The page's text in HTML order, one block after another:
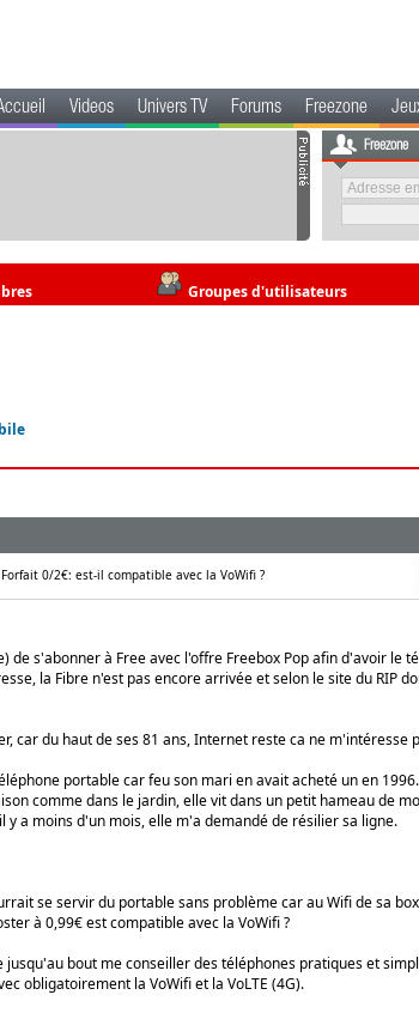
Videos Univers TV Forums Freezone
Freezone
Groupes d'utilisateurs
0/2€: est-il compatible avec la VoWifi ?
de s'abonner à Free avec l'offre Freebox Pop afin d'avoir le
la Fibre n'est pas encore arrivée et selon le site du RIP
car du haut de ses 81 ans, Internet reste ca ne m'intéresse
portable car feu son mari en avait acheté un en
comme dans le jardin, elle vit dans un petit hameau de
a moins d'un mois, elle m'a demandé de résilier sa ligne.
se servir du portable sans problème car au Wifi de sa
à 0,99€ est compatible avec la VoWifi ?
bout me conseiller des téléphones pratiques et
obligatoirement la VoWifi et la VoLTE (4G).